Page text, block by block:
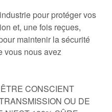
pour protéger vos
et, une fois reçues,
maintenir la sécurité
vous nous avez
CONSCIENT
OU DE